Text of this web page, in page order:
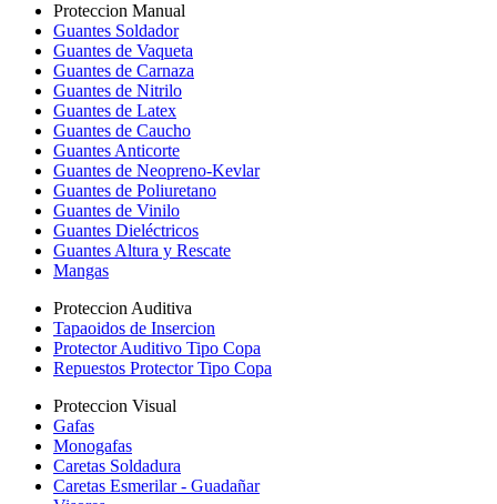
Proteccion Manual
Guantes Soldador
Guantes de Vaqueta
Guantes de Carnaza
Guantes de Nitrilo
Guantes de Latex
Guantes de Caucho
Guantes Anticorte
Guantes de Neopreno-Kevlar
Guantes de Poliuretano
Guantes de Vinilo
Guantes Dieléctricos
Guantes Altura y Rescate
Mangas
Proteccion Auditiva
Tapaoidos de Insercion
Protector Auditivo Tipo Copa
Repuestos Protector Tipo Copa
Proteccion Visual
Gafas
Monogafas
Caretas Soldadura
Caretas Esmerilar - Guadañar